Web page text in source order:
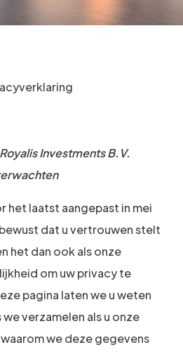
Investments B.V.
het laatst aangepast in mei
dat u vertrouwen stelt
het dan ook als onze
om uw privacy te
pagina laten we u weten
verzamelen als u onze
we deze gegevens